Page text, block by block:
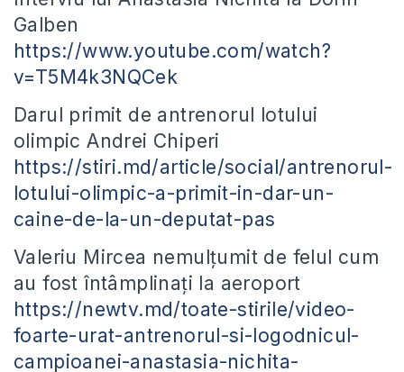
Galben
https://www.youtube.com/watch?
v=T5M4k3NQCek
Darul primit de antrenorul lotului
olimpic Andrei Chiperi
https://stiri.md/article/social/antrenorul-
lotului-olimpic-a-primit-in-dar-un-
caine-de-la-un-deputat-pas
Valeriu Mircea nemulțumit de felul cum
au fost întâmplinați la aeroport
https://newtv.md/toate-stirile/video-
foarte-urat-antrenorul-si-logodnicul-
campioanei-anastasia-nichita-